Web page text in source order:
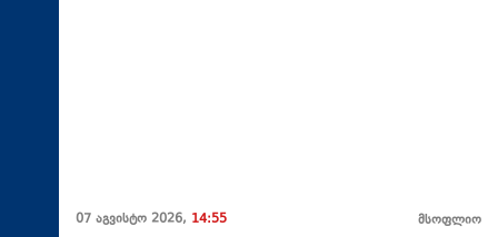
07 აგვისტო 2026, 14:55 მსოფლიო